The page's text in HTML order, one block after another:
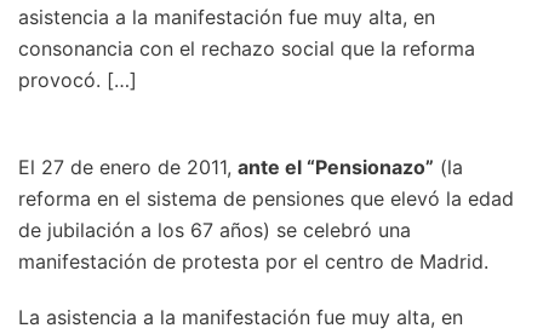
asistencia a la manifestación fue muy alta, en
consonancia con el rechazo social que la reforma
provocó. […]
El 27 de enero de 2011, ante el “Pensionazo” (la
reforma en el sistema de pensiones que elevó la edad
de jubilación a los 67 años) se celebró una
manifestación de protesta por el centro de Madrid.
La asistencia a la manifestación fue muy alta, en